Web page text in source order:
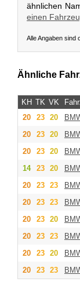
ähnlichen
einen
Alle Angaben sind
Ähnliche
KH TK VK
20
23 20
20
23 20
20
23 20
14
23 20
20
23 23
20
23 23
20
23 20
20
23 23
20
23 20
20
23 23